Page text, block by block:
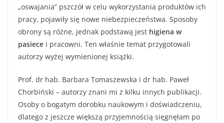
„oswajania” pszczół w celu wykorzystania produktów ich
pracy, pojawiły się nowe niebezpieczeństwa. Sposoby
obrony są różne, jednak podstawą jest higiena w
pasiece i pracowni. Ten właśnie temat przygotowali
autorzy wyżej wymienionej książki.
Prof. dr hab. Barbara Tomaszewska i dr hab. Paweł
Chorbiński – autorzy znani mi z kilku innych publikacji.
Osoby o bogatym dorobku naukowym i doświadczeniu,
dlatego z jeszcze większą przyjemnością sięgnęłam po